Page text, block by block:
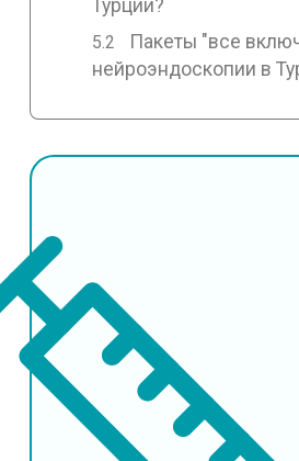
Турции?
Пакеты "все
нейроэндоскопии в